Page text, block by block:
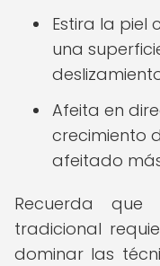
Estira la piel
una
Afeita en
crecimiento
afeitado
Recuerda
tradicional
dominar las